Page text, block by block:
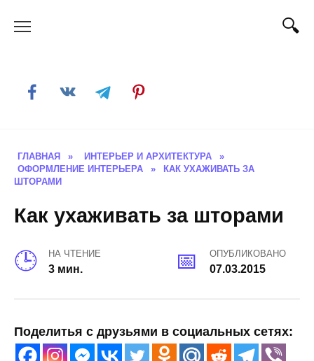
ГЛАВНАЯ » ИНТЕРЬЕР И АРХИТЕКТУРА
»
ОФОРМЛЕНИЕ ИНТЕРЬЕРА
»
КАК УХАЖИВАТЬ ЗА
ШТОРАМИ
Как ухаживать за шторами
НА ЧТЕНИЕ
3 мин.
ОПУБЛИКОВАНО
07.03.2015
Поделитья с друзьями в социальных сетях: